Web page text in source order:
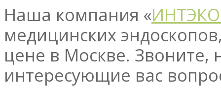
Наша компания «
медицинских
цене в Москве.
интересующие вас